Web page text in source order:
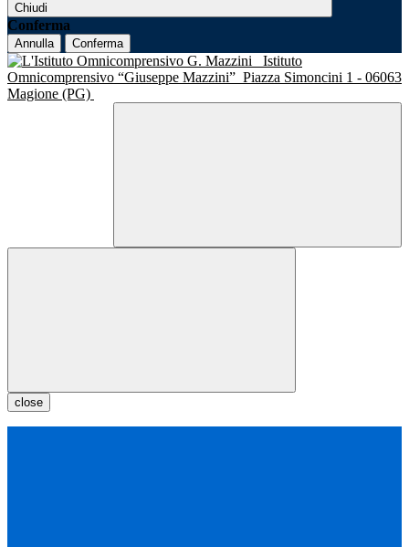
Chiudi
Conferma
Annulla Conferma
Istituto
Omnicomprensivo “Giuseppe Mazzini” Piazza Simoncini 1 - 06063
Magione (PG)
close